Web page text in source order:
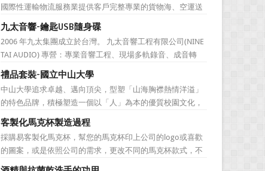
園、八斗子公園等遊憩...
國際性運輸物流服務業提供客戶完整專業的貨物海、空運送
服務。服務網遍及全球。秉持”我們用心、 客戶放心”的經營
理念，提供專業、負責、安全、便捷及熱忱的優良服務品
質。多樣式的服務項目滿足您全球化擴展商機的腳步，並可
依客戶之需求提...
九太音響-鑰匙USB隨身碟
2006 年九太集團成立於台灣。 九太音響工程有限公司(NINE
TAI AUDIO) 專營：專業音響工程、現場多軌錄音、成音轉
播、音響樂器租賃、工程製作、器材買賣。 2017年，九太企
業滿十週年了！為慶祝九太音響成立十週年，九太音響向 採
購易客製化禮品公司 訂購了一款 鑰匙...
禮品套裝-國立中山大學
中山大學追求卓越、邁向頂尖，型塑「山海胸襟熱情洋溢」
的特色品牌，積極塑造一個以「人」為本的優質校園文化，
並營造「樂在其中」的工作氛圍，務求成為莘莘學子嚮往，
優秀人才聚集，校友引以為傲，社會高度認同的國際知名一
流大學。 中山大學圖書館圖書與資訊處訂製了 糖果色多層搭
扣文件夾 和 ...
客製化馬克杯製造過程
採購易客製化馬克杯，幫您的馬克杯印上公司的logo或喜歡
的圖案，或是依照公司的需求，更改不同的馬克杯款式，不
管是馬克杯是高矮胖瘦，採購易都能為您客製化馬克杯，製